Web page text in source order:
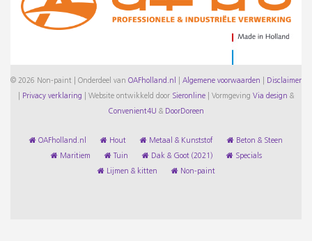
© 2026 Non-paint | Onderdeel van OAFholland.nl Algemene voorwaarden Disclaimer
Privacy verklaring Website ontwikkeld door Sieronline Vormgeving Via design &
Convenient4U & DoorDoreen
OAFholland.nl Hout Metaal & Kunststof Beton & Steen
Maritiem Tuin Dak & Goot (2021) Specials
Lijmen & kitten Non-paint